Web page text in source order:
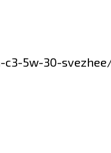
5w-30-